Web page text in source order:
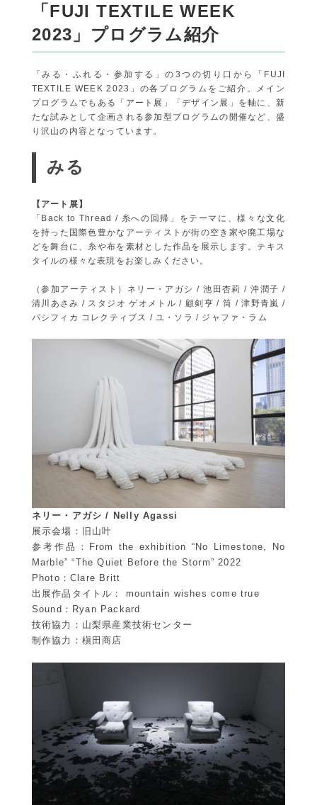
「FUJI TEXTILE WEEK
2023」プログラム紹介
「みる・ふれる・参加する」の3つの切り口から「FUJI
TEXTILE WEEK 2023」の各プログラムをご紹介。メイン
プログラムでもある「アート展」「デザイン展」を軸に、新
たな試みとして企画される参加型プログラムの開催など、盛
り沢山の内容となっています。
みる
【アート展】
「Back to Thread / 糸への回帰」をテーマに、様々な文化
を持った国際色豊かなアーティストが街の空き家や廃工場な
どを舞台に、糸や布を素材とした作品を展示します。テキス
タイルの様々な表現をお楽しみください。
（参加アーティスト）ネリー・アガシ / 池田杏莉 / 沖潤子 /
清川あさみ / スタジオ ゲオメトル / 顧剣亨 / 筒 / 津野青嵐 /
パシフィカ コレクティブス / ユ・ソラ / ジャファ・ラム
ネリー・アガシ / Nelly Agassi
展示会場：旧山叶
参考作品：From the exhibition “No Limestone, No
Marble” “The Quiet Before the Storm” 2022
Photo：Clare Britt
出展作品タイトル： mountain wishes come true
Sound：Ryan Packard
技術協力：山梨県産業技術センター
制作協力：槇田商店